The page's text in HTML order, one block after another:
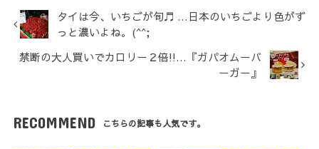
タイは今、いちごが旬♬ …日本のいちごより色がず
っと濃いよね。(^^;
禁断の大人買いでカロリー２倍!!…『ガパオムーバ
ーガー』
RECOMMEND こちらの記事も人気です。